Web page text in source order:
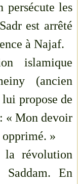
persécute les
est arrêté
à Najaf.
islamique
(ancien
propose de
« Mon devoir
»
la révolution
Saddam. En